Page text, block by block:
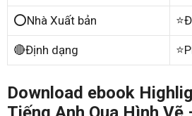
⭕Nhà Xuất bản
🔴Định dạng
Download ebook